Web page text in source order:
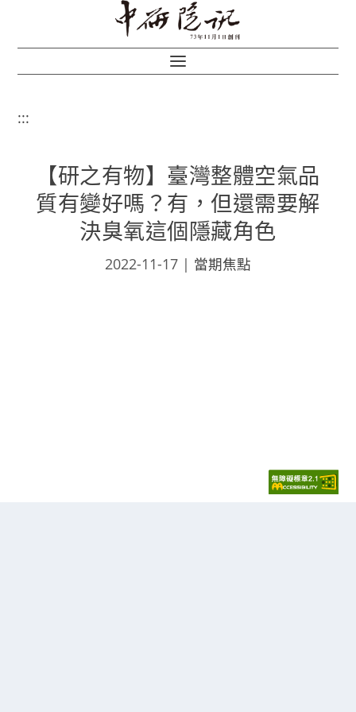
:::
【研之有物】臺灣整體空氣品
質有變好嗎？有，但還需要解
決臭氧這個隱藏角色
2022-11-17 | 當期焦點